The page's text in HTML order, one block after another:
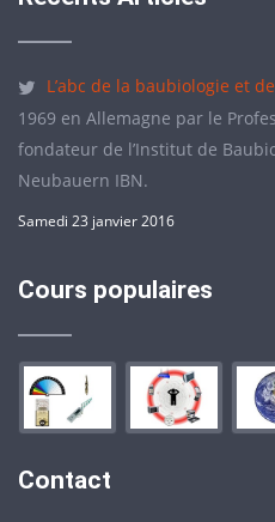
L’abc de la baubiologie et
1969 en Allemagne par le
fondateur de l’Institut de
Neubauern IBN.
Samedi 23 janvier 2016
Cours populaires
Contact